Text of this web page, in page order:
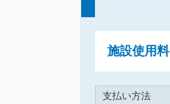
施設使用料
支払い方法